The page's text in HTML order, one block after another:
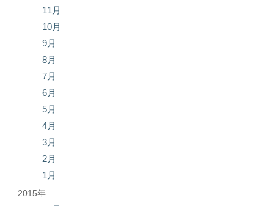
11月
10月
9月
8月
7月
6月
5月
4月
3月
2月
1月
2015年